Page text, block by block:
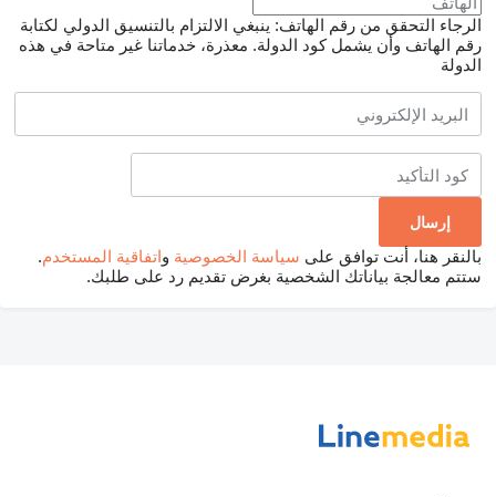
الرجاء التحقق من رقم الهاتف: ينبغي الالتزام بالتنسيق الدولي لكتابة
رقم الهاتف وأن يشمل كود الدولة. معذرة، خدماتنا غير متاحة في هذه
الدولة
بالنقر هنا، أنت توافق على سياسة الخصوصية واتفاقية المستخدم.
ستتم معالجة بياناتك الشخصية بغرض تقديم رد على طلبك.